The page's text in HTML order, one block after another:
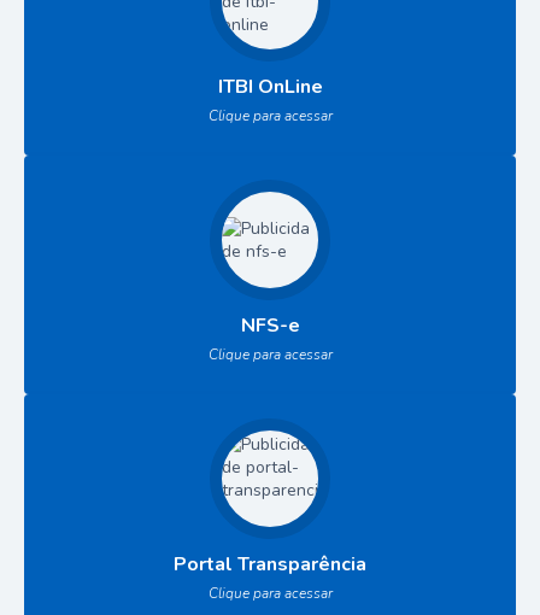
ITBI OnLine
Clique para acessar
NFS-e
Clique para acessar
Portal Transparência
Clique para acessar